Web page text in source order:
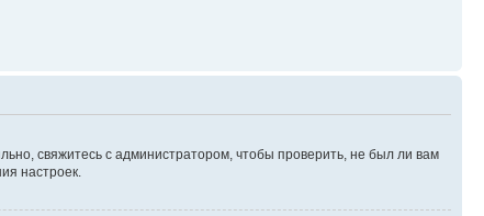
свяжитесь с администратором, чтобы проверить, не был ли вам
настроек.